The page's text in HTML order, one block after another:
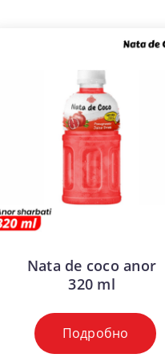
Nata de coco anor
320 ml
Подробно